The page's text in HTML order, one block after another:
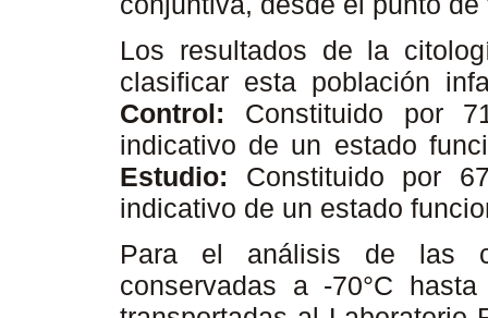
Los resultados de la
clasificar esta población
Control: Constituido por
indicativo de un estado
Estudio: Constituido por
indicativo de un estado
Para el análisis de las
conservadas a -70°C